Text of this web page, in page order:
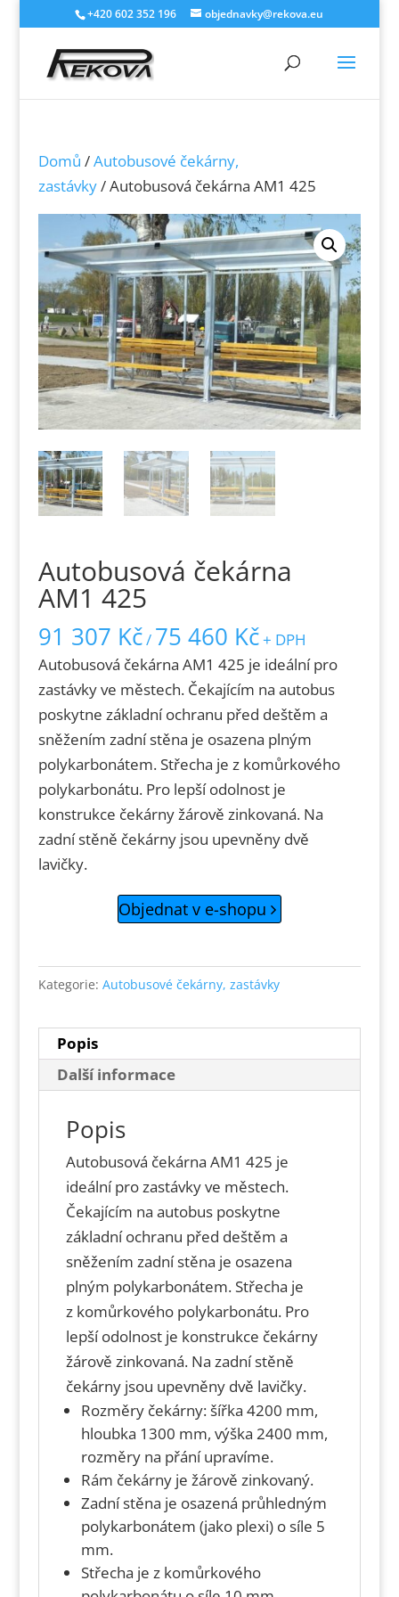
+420 602 352 196 objednavky@rekova.eu
Domů /Autobusové čekárny,
zastávky/ Autobusová čekárna AM1 425
Autobusová čekárna
AM1 425
91 307 Kč/ 75 460 Kč+ DPH
Autobusová čekárna AM1 425 je ideální pro
zastávky ve městech. Čekajícím na autobus
poskytne základní ochranu před deštěm a
sněžením zadní stěna je osazena plným
polykarbonátem. Střecha je z komůrkového
polykarbonátu. Pro lepší odolnost je
konstrukce čekárny žárově zinkovaná. Na
zadní stěně čekárny jsou upevněny dvě
lavičky.
Objednat v e-shopu
Kategorie: Autobusové čekárny, zastávky
Popis
Další informace
Popis
Autobusová čekárna AM1 425 je
ideální pro zastávky ve městech.
Čekajícím na autobus poskytne
základní ochranu před deštěm a
sněžením zadní stěna je osazena
plným polykarbonátem. Střecha je
z komůrkového polykarbonátu. Pro
lepší odolnost je konstrukce čekárny
žárově zinkovaná. Na zadní stěně
čekárny jsou upevněny dvě lavičky.
Rozměry čekárny: šířka 4200 mm,
hloubka 1300 mm, výška 2400 mm,
rozměry na přání upravíme.
Rám čekárny je žárově zinkovaný.
Zadní stěna je osazená průhledným
polykarbonátem (jako plexi) o síle 5
mm.
Střecha je z komůrkového